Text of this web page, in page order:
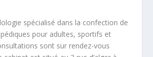
spécialisé dans la confection de
pour adultes, sportifs et
sont sur rendez-vous